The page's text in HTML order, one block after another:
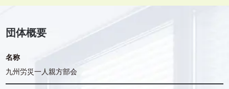
団体概要
名称
九州労災一人親方部会